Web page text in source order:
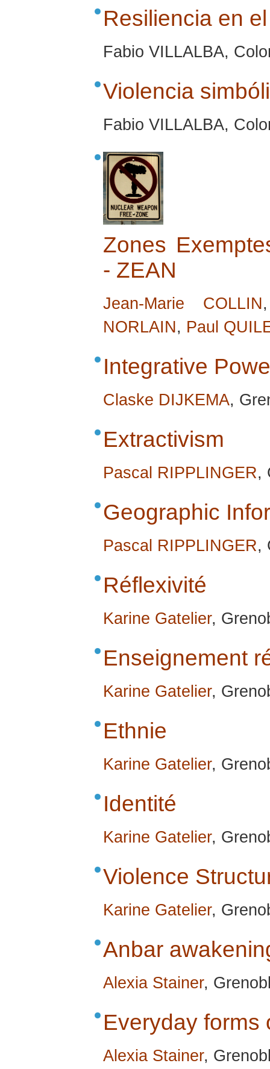
Resiliencia en
Fabio VILLALBA,
Violencia
Fabio VILLALBA,
Zones
- ZEAN
Jean-Marie COLLIN
NORLAIN, Paul
Integrative
Claske DIJKEMA,
Extractivism
Pascal RIPPLINGER,
Geographic
Pascal RIPPLINGER,
Réflexivité
Karine Gatelier,
Enseignement
Karine Gatelier,
Ethnie
Karine Gatelier,
Identité
Karine Gatelier,
Violence
Karine Gatelier,
Anbar
Alexia Stainer,
Everyday forms
Alexia Stainer,